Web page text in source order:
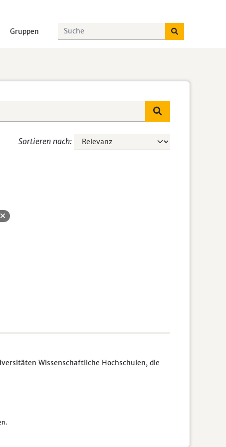
Gruppen
Sortieren nach
Wissenschaftliche Hochschulen, die